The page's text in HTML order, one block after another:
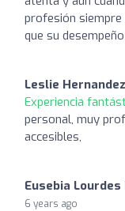
profesión siempre
que su
Leslie Hernandez
Experiencia
personal, muy
accesibles,
Eusebia Lourdes
6 years ago